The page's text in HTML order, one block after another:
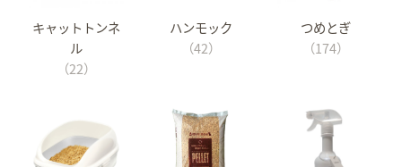
キャットトンネ
ル
（22）
ハンモック
（42）
つめとぎ
（174）